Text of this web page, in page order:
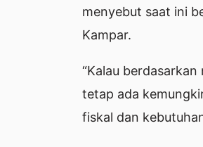
menyebut saat ini
Kampar.
“Kalau
tetap ada
fiskal dan